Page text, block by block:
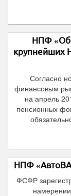
НПФ
крупнейших
Согласно
финансовым
на апрель
пенсионных
НПФ
ФСФР